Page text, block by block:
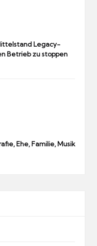
Legacy-
Betrieb zu stoppen
Ehe, Familie, Musik